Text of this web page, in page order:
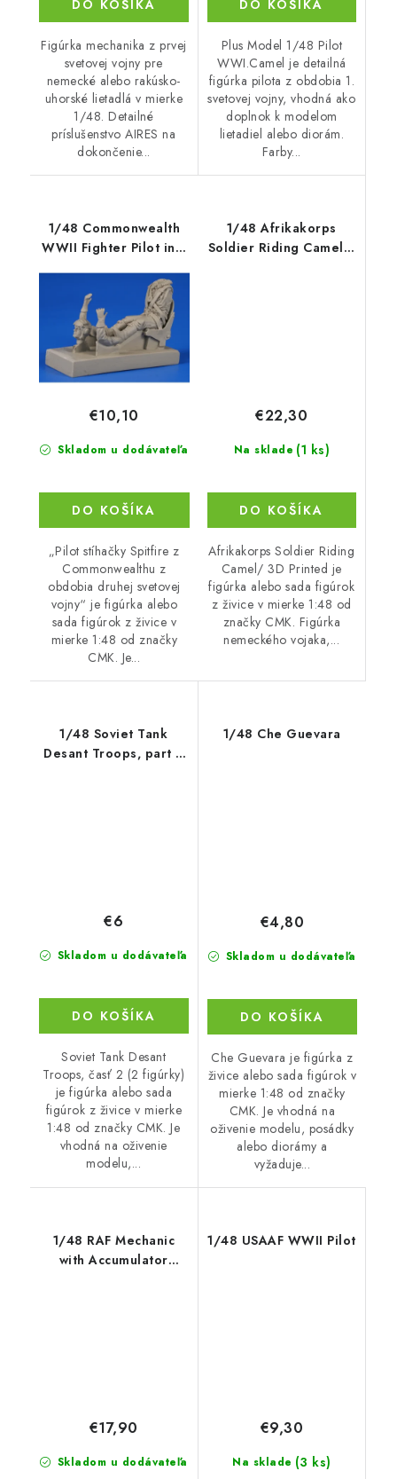
DO KOŠÍKA
Figúrka mechanika z prvej
svetovej vojny pre
nemecké alebo rakúsko-
uhorské lietadlá v mierke
1/48. Detailné
príslušenstvo AIRES na
dokončenie...
DO KOŠÍKA
Plus Model 1/48 Pilot
WWI.Camel je detailná
figúrka pilota z obdobia 1.
svetovej vojny, vhodná ako
doplnok k modelom
lietadiel alebo diorám.
Farby...
1/48 Commonwealth
WWII Fighter Pilot in a
Skladom u dodávateľa
€10,10
DO KOŠÍKA
„Pilot stíhačky Spitfire z
Commonwealthu z
obdobia druhej svetovej
vojny“ je figúrka alebo
sada figúrok z živice v
mierke 1:48 od značky
CMK. Je...
1/48 Afrikakorps
Soldier Riding Camel /
Na sklade (1 ks)
€22,30
DO KOŠÍKA
Afrikakorps Soldier Riding
Camel/ 3D Printed je
figúrka alebo sada figúrok
z živice v mierke 1:48 od
značky CMK. Figúrka
nemeckého vojaka,...
1/48 Soviet Tank
Desant Troops, part 2
Skladom u dodávateľa
€6
DO KOŠÍKA
Soviet Tank Desant
Troops, časť 2 (2 figúrky)
je figúrka alebo sada
figúrok z živice v mierke
1:48 od značky CMK. Je
vhodná na oživenie
modelu,...
1/48 Che Guevara
Skladom u dodávateľa
€4,80
DO KOŠÍKA
Che Guevara je figúrka z
živice alebo sada figúrok v
mierke 1:48 od značky
CMK. Je vhodná na
oživenie modelu, posádky
alebo diorámy a
vyžaduje...
1/48 RAF Mechanic
with Accumulator
Skladom u dodávateľa
€17,90
1/48 USAAF WWII Pilot
Na sklade (3 ks)
€9,30